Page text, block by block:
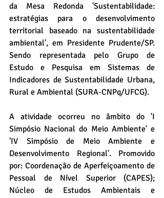
da Mesa Redonda 'Sustentabilidade:
estratégias para o desenvolvimento
territorial baseado na sustentabilidade
ambiental', em Presidente Prudente/SP.
Sendo representada pelo Grupo de
Estudo e Pesquisa em Sistemas de
Indicadores de Sustentabilidade Urbana,
Rural e Ambiental (SURA-CNPq/UFCG).
A atividade ocorreu no âmbito do 'I
Simpósio Nacional do Meio Ambiente' e
'IV Simpósio de Meio Ambiente e
Desenvolvimento Regional'. Promovido
por: Coordenação de Aperfeiçoamento de
Pessoal de Nível Superior (CAPES);
Núcleo de Estudos Ambientais e